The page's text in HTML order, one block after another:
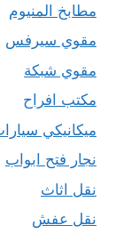
مطابخ المنيوم
مقوي سيرفس
مقوي شبكة
مكتب افراح
ميكانيكي
نجار فتح ابواب
نقل اثاث
نقل عفش